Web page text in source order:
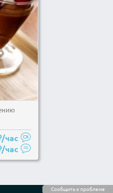
Сообщить о проблеме
/час
/час